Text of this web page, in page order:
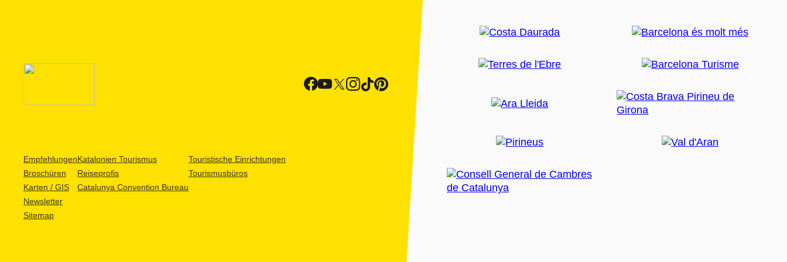
Empfehlungen
Broschüren
Karten / GIS
Newsletter
Sitemap
Katalonien Tourismus
Reiseprofis
Catalunya Convention Bureau
Touristische Einrichtungen
Tourismusbüros